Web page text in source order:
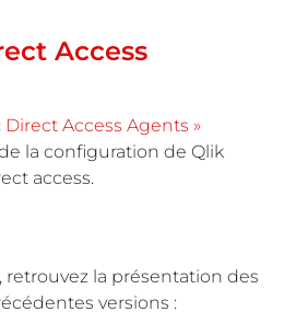
Access
Direct Access Agents »
la configuration de Qlik
access.
retrouvez la présentation des
versions :